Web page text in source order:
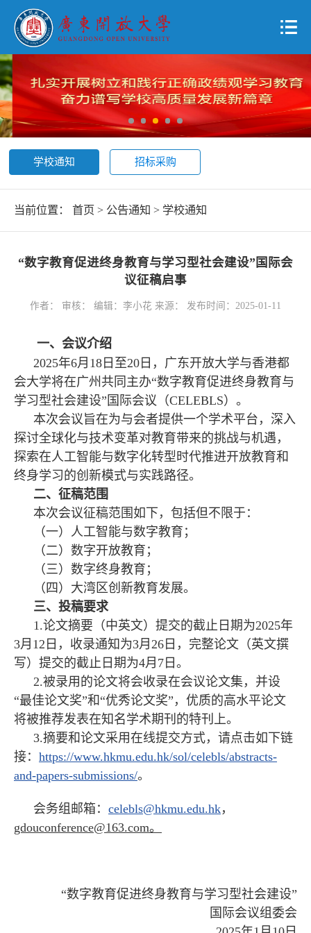
学校通知 招标采购
当前位置： 首页 > 公告通知 > 学校通知
“数字教育促进终身教育与学习型社会建设”国际会
议征稿启事
作者： 审核： 编辑：李小花 来源： 发布时间：2025-01-11
一、会议介绍
2025年6月18日至20日，广东开放大学与香港都
会大学将在广州共同主办“数字教育促进终身教育与
学习型社会建设”国际会议（CELEBLS）。
本次会议旨在为与会者提供一个学术平台，深入
探讨全球化与技术变革对教育带来的挑战与机遇，
探索在人工智能与数字化转型时代推进开放教育和
终身学习的创新模式与实践路径。
二、征稿范围
本次会议征稿范围如下，包括但不限于：
（一）人工智能与数字教育；
（二）数字开放教育；
（三）数字终身教育；
（四）大湾区创新教育发展。
三、投稿要求
1.论文摘要（中英文）提交的截止日期为2025年
3月12日，收录通知为3月26日，完整论文（英文撰
写）提交的截止日期为4月7日。
2.被录用的论文将会收录在会议论文集，并设
“最佳论文奖”和“优秀论文奖”，优质的高水平论文
将被推荐发表在知名学术期刊的特刊上。
3.摘要和论文采用在线提交方式，请点击如下链
接： https://www.hkmu.edu.hk/sol/celebls/abstracts-
and-papers-submissions/。
会务组邮箱： celebls@hkmu.edu.hk，
gdouconference@163.com。
“数字教育促进终身教育与学习型社会建设”
国际会议组委会